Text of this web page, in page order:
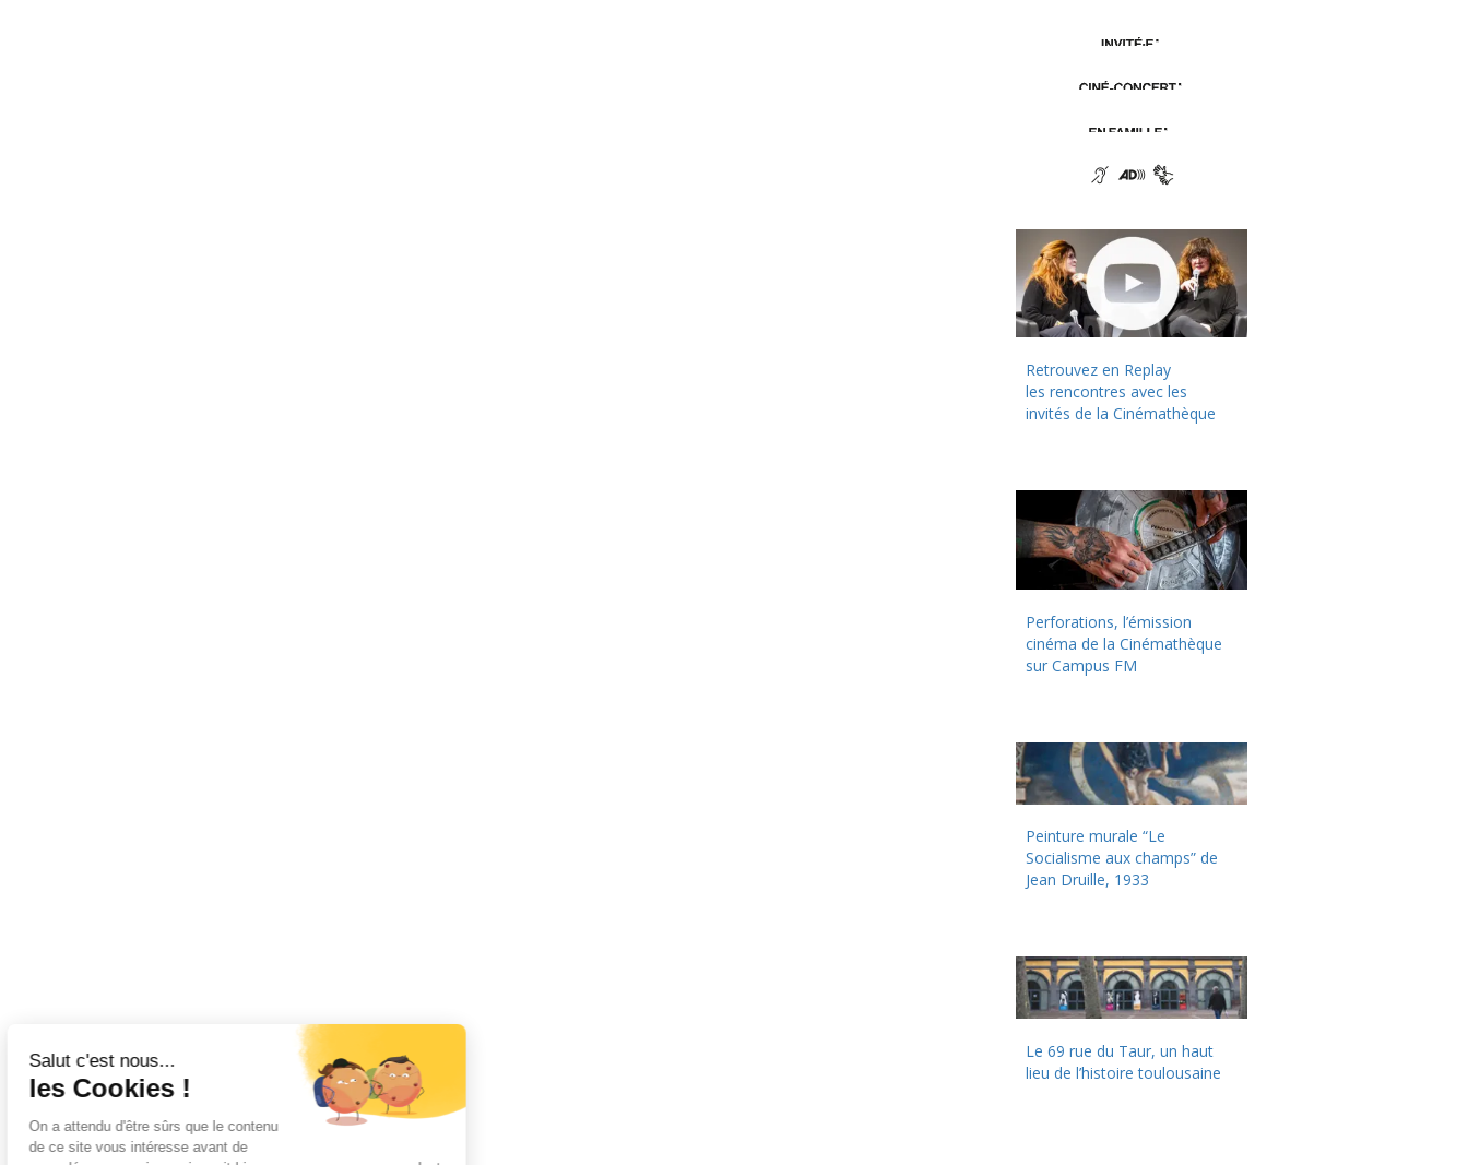
Retrouvez en Replay
les rencontres avec les
invités de la Cinémathèque
Perforations, l’émission
cinéma de la Cinémathèque
sur Campus FM
Peinture murale “Le
Socialisme aux champs” de
Jean Druille, 1933
Le 69 rue du Taur, un haut
lieu de l’histoire toulousaine